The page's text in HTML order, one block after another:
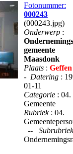
Fotonummer:
000243
(000243.jpg)
Onderwerp :
gemeente
Maasdonk
Plaats : Geffen
- Datering :
01-11
Categorie : 04.
Gemeente
Rubriek : 04.
--